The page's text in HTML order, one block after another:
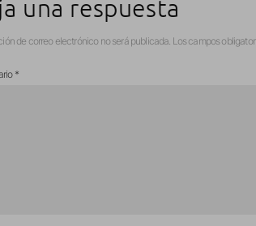
una respuesta
de correo electrónico no será publicada. Los campos
*